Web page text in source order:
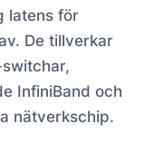
latens för
De tillverkar
InfiniBand och
nätverkschip.